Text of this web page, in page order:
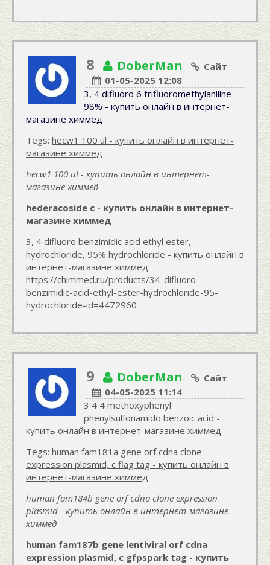
8 DoberMan
Сайт
01-05-2025 12:08
3, 4 difluoro 6 trifluoromethylaniline
98% - купить онлайн в интернет-
магазине химмед
Tegs: hecw1 100 ul - купить онлайн в интернет-
магазине химмед
hecw1 100 ul - купить онлайн в интернет-
магазине химмед
hederacoside c - купить онлайн в интернет-
магазине химмед
3, 4 difluoro benzimidic acid ethyl ester,
hydrochloride, 95% hydrochloride - купить онлайн в
интернет-магазине химмед
https://chimmed.ru/products/34-difluoro-
benzimidic-acid-ethyl-ester-hydrochloride-95-
hydrochloride-id=4472960
9 DoberMan
Сайт
04-05-2025 11:14
3 4 4 methoxyphenyl
phenylsulfonamido benzoic acid -
купить онлайн в интернет-магазине химмед
Tegs: human fam181a gene orf cdna clone
expression plasmid, c flag tag - купить онлайн в
интернет-магазине химмед
human fam184b gene orf cdna clone expression
plasmid - купить онлайн в интернет-магазине
химмед
human fam187b gene lentiviral orf cdna
expression plasmid, c gfpspark tag - купить